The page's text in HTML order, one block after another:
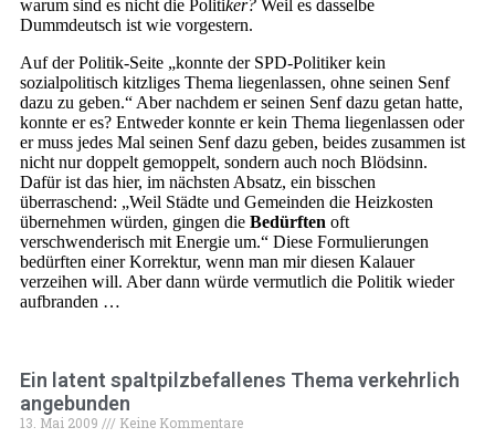
warum sind es nicht die Politiker? Weil es dasselbe
Dummdeutsch ist wie vorgestern.
Auf der Politik-Seite „konnte der SPD-Politiker kein
sozialpolitisch kitzliges Thema liegenlassen, ohne seinen Senf
dazu zu geben.“ Aber nachdem er seinen Senf dazu getan hatte,
konnte er es? Entweder konnte er kein Thema liegenlassen oder
er muss jedes Mal seinen Senf dazu geben, beides zusammen ist
nicht nur doppelt gemoppelt, sondern auch noch Blödsinn.
Dafür ist das hier, im nächsten Absatz, ein bisschen
überraschend: „Weil Städte und Gemeinden die Heizkosten
übernehmen würden, gingen die Bedürften oft
verschwenderisch mit Energie um.“ Diese Formulierungen
bedürften einer Korrektur, wenn man mir diesen Kalauer
verzeihen will. Aber dann würde vermutlich die Politik wieder
aufbranden …
Ein latent spaltpilzbefallenes Thema verkehrlich
angebunden
13. Mai 2009 Keine Kommentare